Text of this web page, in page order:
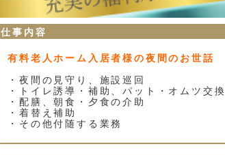
仕事内容
有料老人ホーム入居者様の夜間のお世話
・夜間の見守り、施設巡回
・トイレ誘導・補助、パット・オムツ交換
・配膳、朝食・夕食の介助
・着替え補助
・その他付随する業務